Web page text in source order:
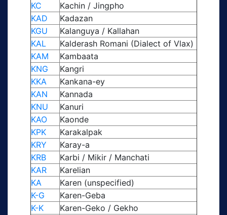
KC
Kachin / Jingpho
KAD
Kadazan
KGU
Kalanguya / Kallahan
KAL
Kalderash Romani (Dialect of Vlax)
KAM
Kambaata
KNG
Kangri
KKA
Kankana-ey
KAN
Kannada
KNU
Kanuri
KAO
Kaonde
KPK
Karakalpak
KRY
Karay-a
KRB
Karbi / Mikir / Manchati
KAR
Karelian
KA
Karen (unspecified)
K-G
Karen-Geba
K-K
Karen-Geko / Gekho